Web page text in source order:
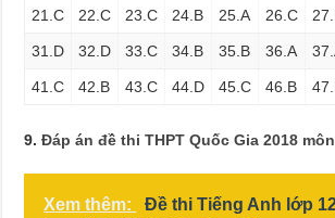
21.C 22.C 23.C 24.B 25.A 26.C
31.D 32.D 33.C 34.B 35.B 36.A
41.C 42.B 43.C 44.D 45.C 46.B
9.Đáp án đề thi THPT Quốc Gia 2018
Xem thêm:
Đề thi Tiếng Anh lớp